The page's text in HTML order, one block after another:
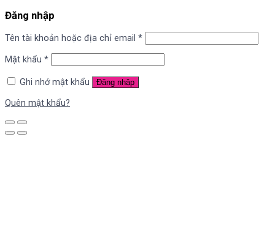
Đăng nhập
Tên tài khoản hoặc địa chỉ email *
Mật khẩu *
Ghi nhớ mật khẩu Đăng nhập
Quên mật khẩu?